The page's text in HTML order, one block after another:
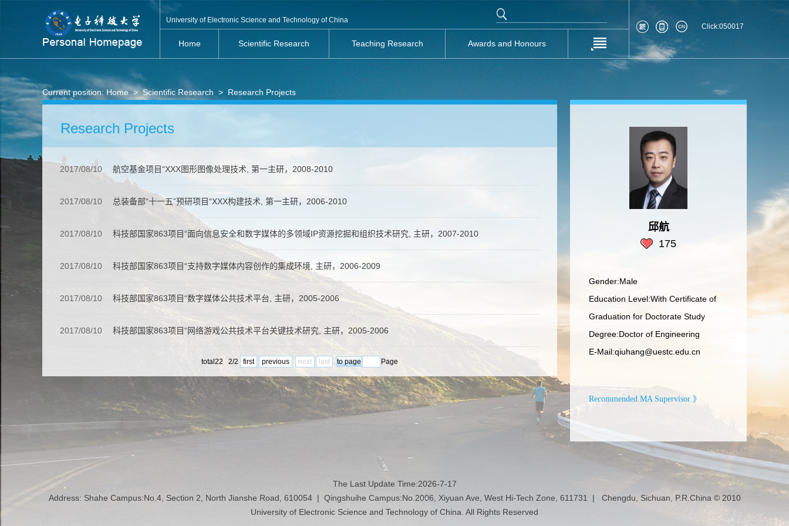
University of Electronic Science and Technology of China
Home Scientific Research Teaching Research Awards and Honours
Click:050017
Current position: Home>Scientific Research > Research Projects
Research Projects
2017/08/10 航空基金项目“XXX图形图像处理技术, 第一主研，2008-2010
2017/08/10 总装备部“十一五”预研项目“XXX构建技术, 第一主研，2006-2010
2017/08/10 科技部国家863项目“面向信息安全和数字媒体的多领域IP资源挖掘和组织技术研究, 主研，2007-2010
2017/08/10 科技部国家863项目“支持数字媒体内容创作的集成环境, 主研，2006-2009
2017/08/10 科技部国家863项目“数字媒体公共技术平台, 主研，2005-2006
2017/08/10 科技部国家863项目“网络游戏公共技术平台关键技术研究, 主研，2005-2006
total22 2/2 first previous next last Page
邱航
175
Gender:Male
Education Level:With Certificate of
Graduation for Doctorate Study
Degree:Doctor of Engineering
E-Mail:qiuhang@uestc.edu.cn
Recommended MA Supervisor 》
The Last Update Time:2026-7-17
Address: Shahe Campus:No.4, Section 2, North Jianshe Road, 610054 | Qingshuihe Campus:No.2006, Xiyuan Ave, West Hi-Tech Zone, 611731 | Chengdu, Sichuan, P.R.China © 2010
University of Electronic Science and Technology of China. All Rights Reserved